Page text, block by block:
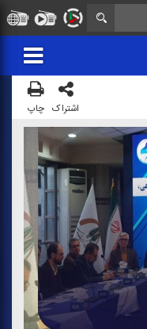
اشتراک چاپ